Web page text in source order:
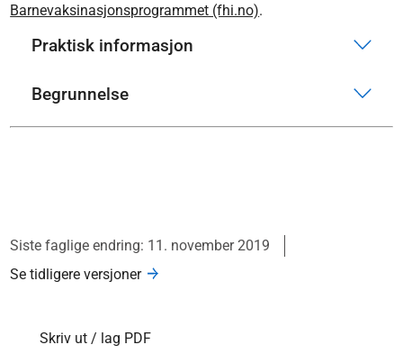
Barnevaksinasjonsprogrammet (fhi.no).
Praktisk informasjon
Begrunnelse
Siste faglige endring: 11. november 2019
Se tidligere versjoner
Skriv ut / lag PDF